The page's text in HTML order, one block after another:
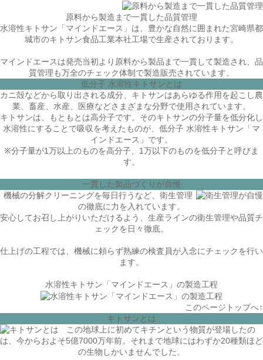
原料から製造まで一貫した品質管理
水溶性キトサン「マインドエース」は、豊かな自然に囲まれた宮崎県都
城市のキトサン食品工業本社工場で生産されております。
マインドエースは発売当初より 原料から製品まで一貫して製造され、品
質管理も万全のチェック体制で製造販売されています。
低分子 水溶性キトサンとは
カニ殻などから取り出される成分、キトサンはあらゆる作用を起こし農
業、畜産、水産、医療などさまざまな分野で使用されています。
キトサンは、もともとは高分子です。そのキトサンの分子量を低分化し
水溶性にすることで吸収を考えたものが、低分子 水溶性キトサン「マ
インドエース」 です。
※分子量が1万以上のものを高分子、1万以下のものを低分子と呼びま
す。
一貫した製品づくりが自慢
機械の分解クリーニングを毎日行うなど、衛生管理
の徹底に力を入れています。
安心してお召し上がりいただけるよう、 生産ラインの衛生管理や品質チ
ェックを日々徹底。
仕上げの工程では、機械に頼らず熟練の検査員が入念にチェックを行い
ます。
水溶性キトサン「マインドエース」の製造工程
このページトップへ↑
キトサンとは
この地球上に初めてキチンという物質が登場したの
は、今からおよそ5億7000万年前。それまで地球にはわずか20種類ほど
の生物しかいませんでした。